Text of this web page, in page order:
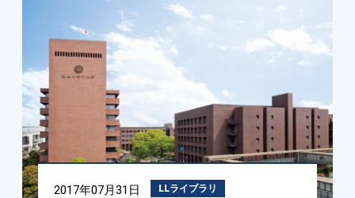
2017年07月31日 LLライブラリ